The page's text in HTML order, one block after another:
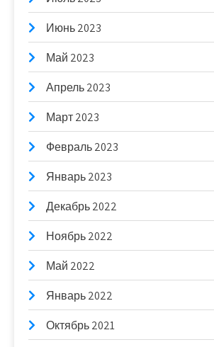
Июнь 2023
Май 2023
Апрель 2023
Март 2023
Февраль 2023
Январь 2023
Декабрь 2022
Ноябрь 2022
Май 2022
Январь 2022
Октябрь 2021